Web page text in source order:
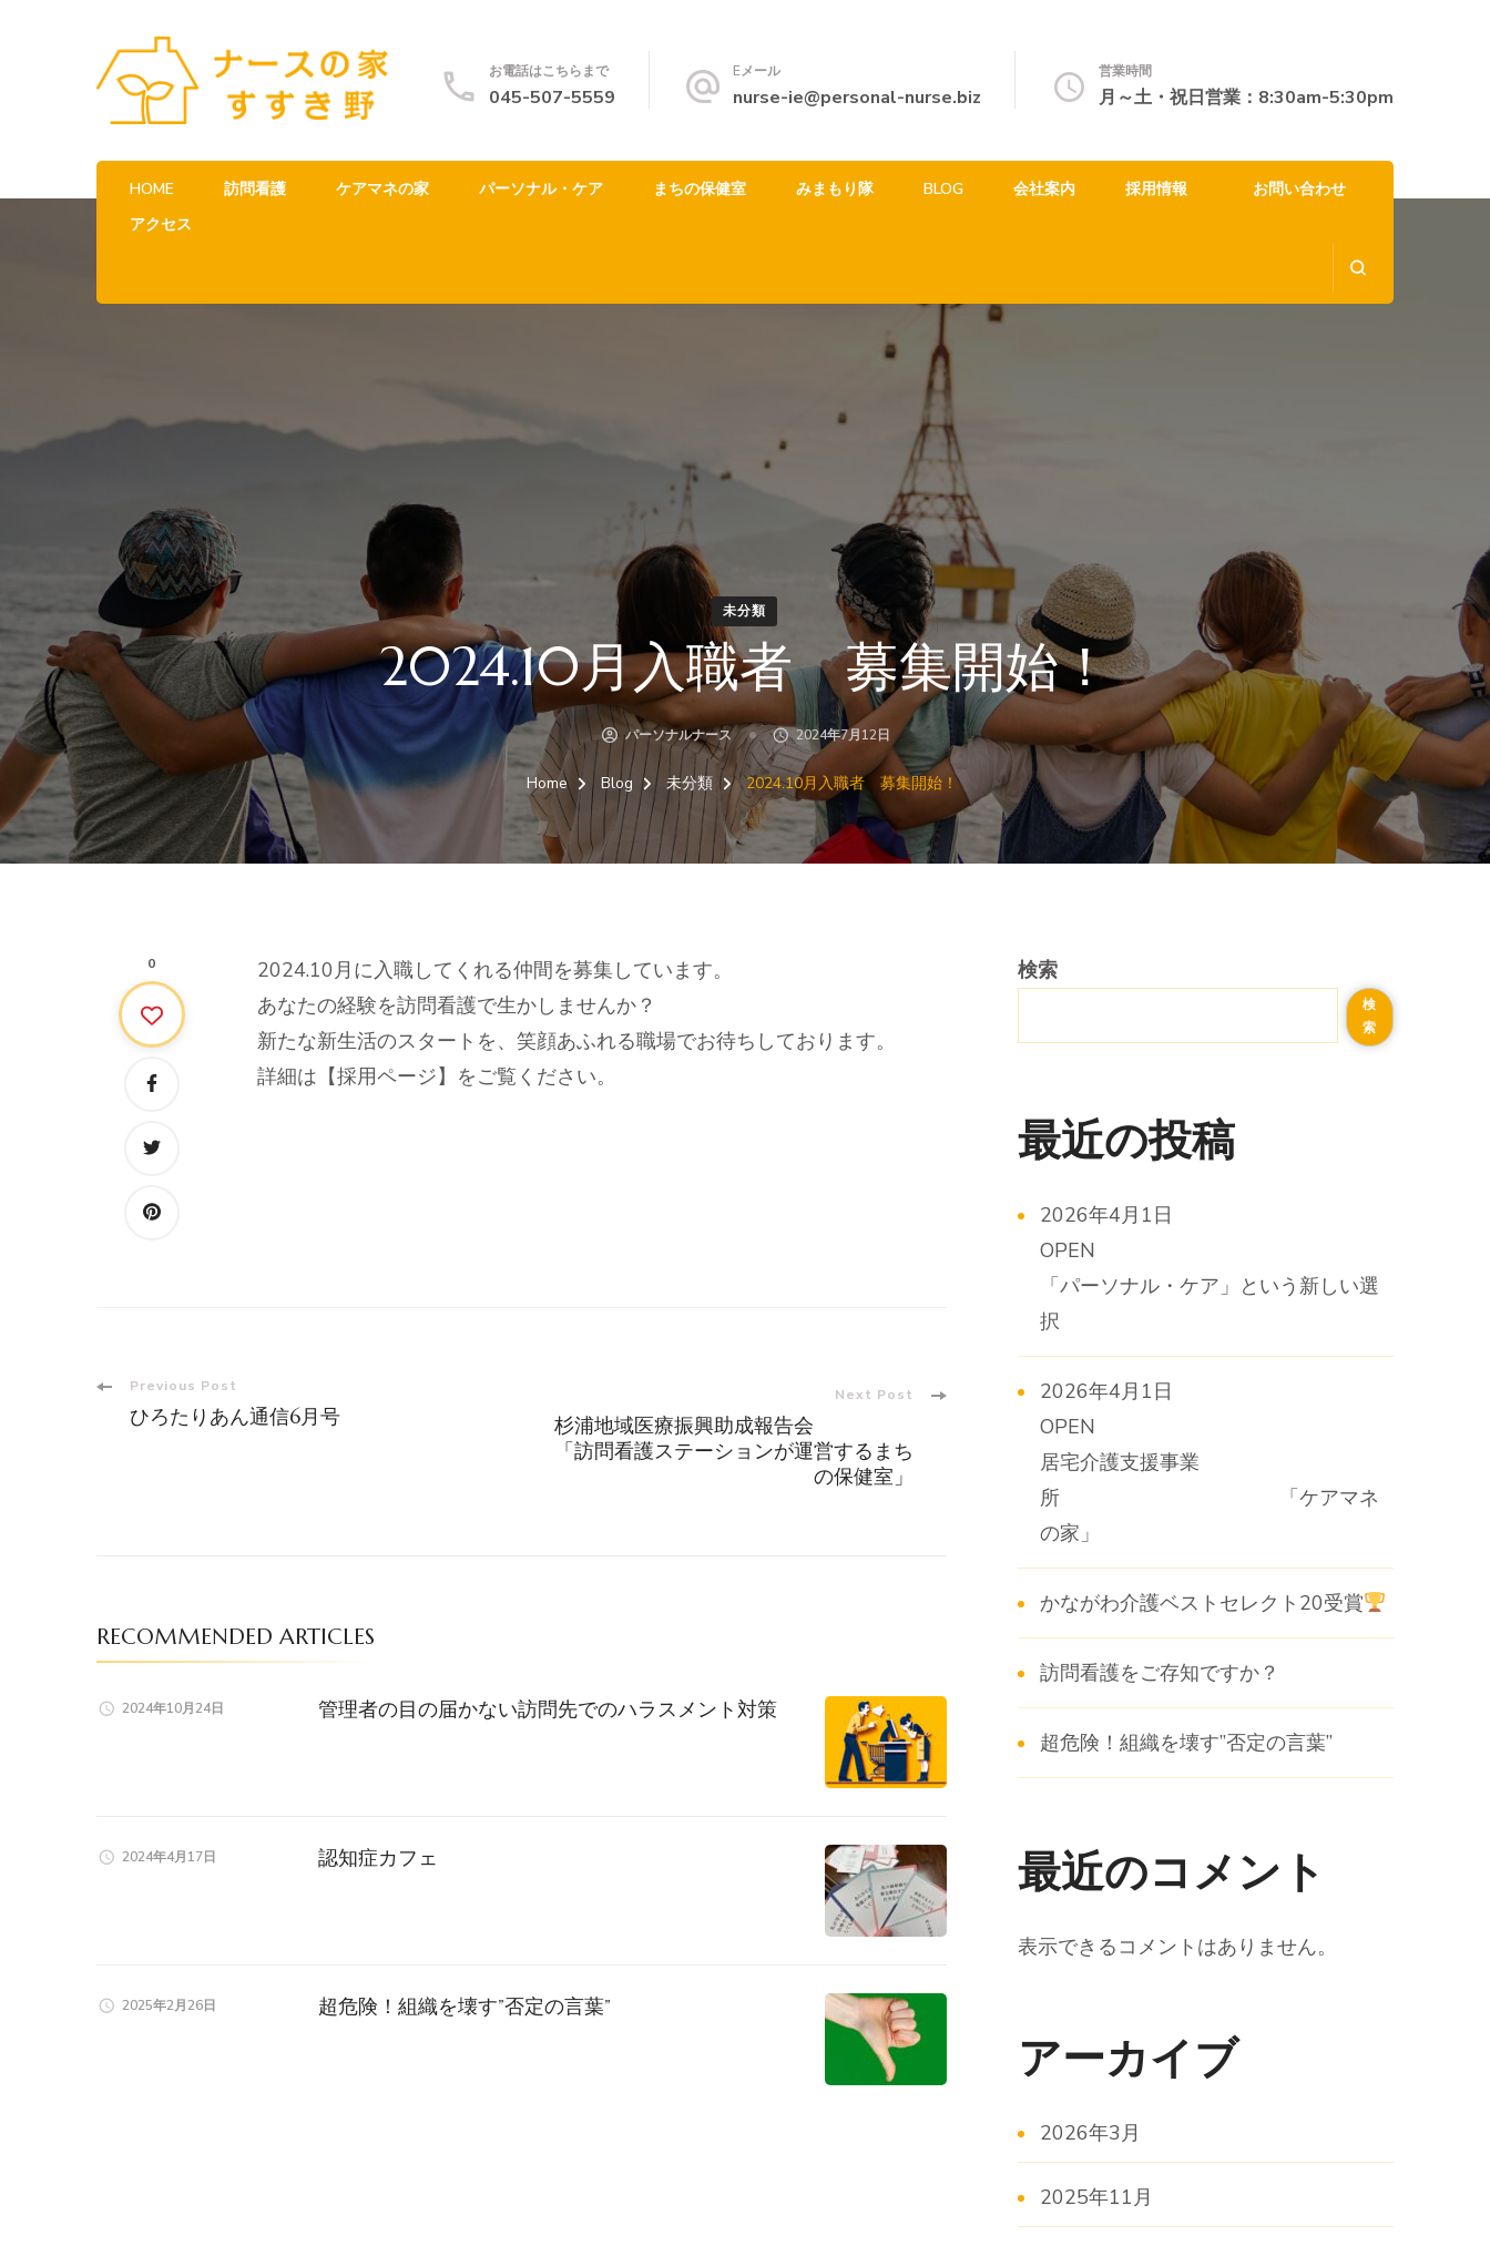
お電話はこちらまで
045-507-5559
Eメール
nurse-ie@personal-nurse.biz
営業時間
月～土・祝日営業：8:30am-5:30pm
HOME 訪問看護 ケアマネの家 パーソナル・ケア まちの保健室 みまもり隊 BLOG 会社案内 採用情報
お問い合わせ
アクセス
未分類
2024.10月入職者 募集開始！
パーソナルナース 2024年7月12日
Home Blog 未分類 2024.10月入職者 募集開始！
0
2024.10月に入職してくれる仲間を募集しています。
あなたの経験を訪問看護で生かしませんか？
新たな新生活のスタートを、笑顔あふれる職場でお待ちしております。
詳細は【採用ページ】をご覧ください。
Post
Previous Post
ひろたりあん通信6月号
Next Post
杉浦地域医療振興助成報告会
「訪問看護ステーションが運営するまち
の保健室」
RECOMMENDED ARTICLES
2024年10月24日 管理者の目の届かない訪問先でのハラスメント対策
2024年4月17日 認知症カフェ
2025年2月26日 超危険！組織を壊す”否定の言葉”
検索
検
索
最近の投稿
2026年4月1日
OPEN
「パーソナル・ケア」という新しい選
択
2026年4月1日
OPEN
居宅介護支援事業
所 「ケアマネ
の家」
かながわ介護ベストセレクト20受賞
訪問看護をご存知ですか？
超危険！組織を壊す”否定の言葉”
最近のコメント
表示できるコメントはありません。
アーカイブ
2026年3月
2025年11月